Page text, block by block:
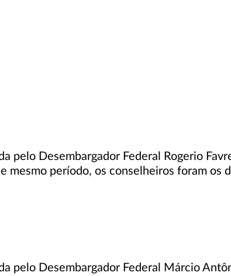
pelo Desembargador Federal Rogerio
mesmo período, os conselheiros foram os
pelo Desembargador Federal Márcio